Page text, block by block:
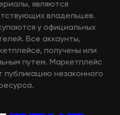
являются
владельцев.
у официальных
Все аккаунты,
получены или
путем. Маркетплейс
незаконного